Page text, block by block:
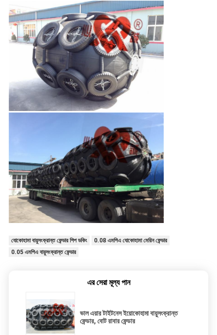
যোকোহামা বায়ুসংক্রান্ত ফেন্ডার শিপ ডকিং
0.08 এমপিএ যোকোহামা মেরিন ফেন্ডার
0.05 এমপিএ বায়ুসংক্রান্ত ফেন্ডার
এর সেরা মূল্য পান
ভাল এয়ার টাইটনেস ইয়োকোহামা বায়ুসংক্রান্ত
ফেন্ডার, বোট রাবার ফেন্ডার